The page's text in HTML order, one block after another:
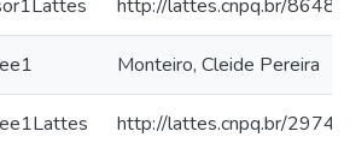
http://lattes.cnpq.br/
Monteiro, Cleide Pereira
http://lattes.cnpq.br/